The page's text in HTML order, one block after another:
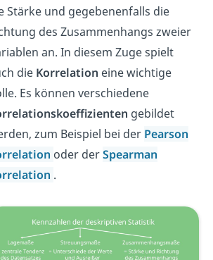
Stärke und gegebenenfalls die
des Zusammenhangs zweier
an. In diesem Zuge spielt
die Korrelation eine wichtige
Es können verschiedene
gebildet
zum Beispiel bei der Pearson
oder derSpearman
.